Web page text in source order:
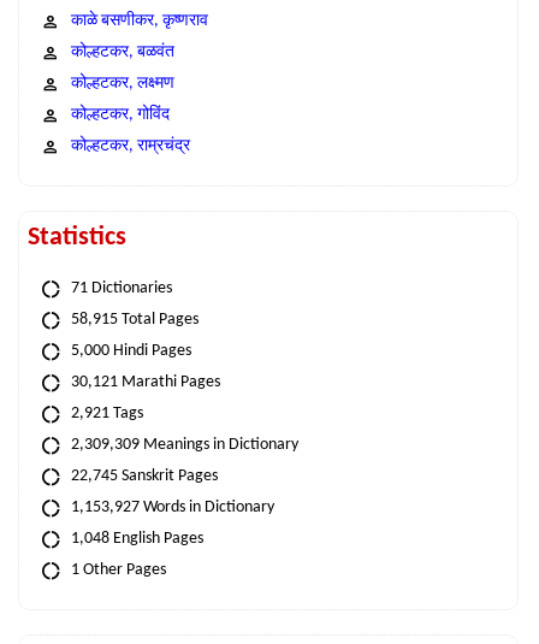
काळे बसणीकर, कृष्णराव
कोल्हटकर, बळवंत
कोल्हटकर, लक्ष्मण
कोल्हटकर, गोविंद
कोल्हटकर, राम्रचंद्र
Statistics
71 Dictionaries
58,915 Total Pages
5,000 Hindi Pages
30,121 Marathi Pages
2,921 Tags
2,309,309 Meanings in Dictionary
22,745 Sanskrit Pages
1,153,927 Words in Dictionary
1,048 English Pages
1 Other Pages